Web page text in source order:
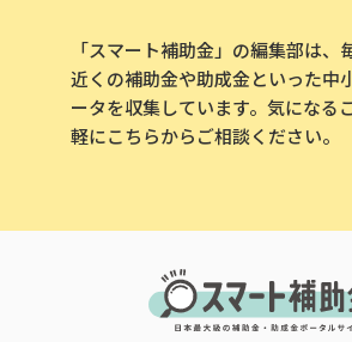
「スマート補助金」の編集部は
近くの補助金や助成金といった中
ータを収集しています。気になる
軽にこちらからご相談ください。